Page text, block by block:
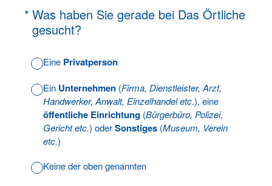
* Was haben Sie gerade bei Das Örtliche
gesucht?
(Erforderlich.)
Eine Privatperson
Ein Unternehmen (Firma, Dienstleister, Arzt,
Handwerker, Anwalt, Einzelhandel etc.), eine
öffentliche Einrichtung (Bürgerbüro, Polizei,
Gericht etc.) oderSonstiges (Museum, Verein
etc.)
Keine der oben genannten